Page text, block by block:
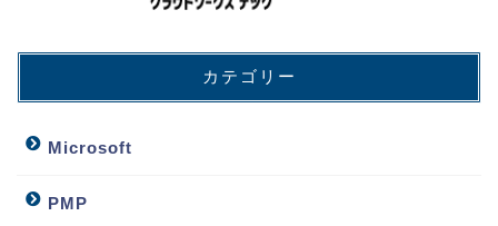
カテゴリー
Microsoft
PMP